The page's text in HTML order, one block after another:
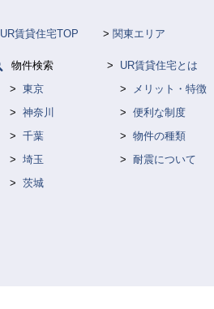
UR賃貸住宅TOP 関東エリア
物件検索
東京
神奈川
千葉
埼玉
茨城
UR賃貸住宅とは
メリット・特徴
便利な制度
物件の種類
耐震について